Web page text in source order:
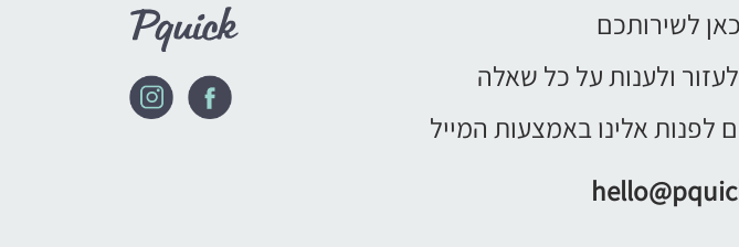
לשירותכם
ולענות על כל שאלה
לפנות אלינו באמצעות המייל